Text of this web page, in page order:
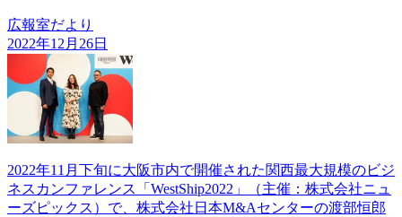
広報室だより
2022年12月26日
2022年11月下旬に大阪市内で開催された関西最大規模のビジ
ネスカンファレンス「WestShip2022」（主催：株式会社ニュ
ーズピックス）で、株式会社日本M&Aセンターの渡部恒郎